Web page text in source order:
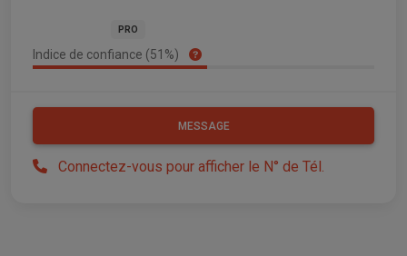
PRO
Indice de confiance (51%)
MESSAGE
Connectez-vous pour afficher le N° de Tél.